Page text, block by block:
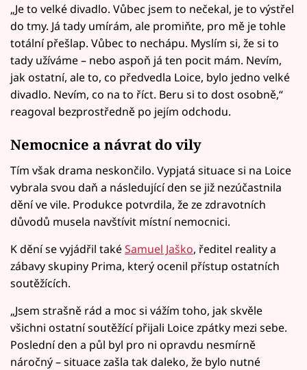
„Je to velké divadlo. Vůbec jsem to nečekal, je to výstřel
do tmy. Já tady umírám, ale promiňte, pro mě je tohle
totální přešlap. Vůbec to nechápu. Myslím si, že si to
tady užíváme – nebo aspoň já ten pocit mám. Nevím,
jak ostatní, ale to, co předvedla Loice, bylo jedno velké
divadlo. Nevím, co na to říct. Beru si to dost osobně,“
reagoval bezprostředně po jejím odchodu.
Nemocnice a návrat do vily
Tím však drama neskončilo. Vypjatá situace si na Loice
vybrala svou daň a následující den se již nezúčastnila
dění ve vile. Produkce potvrdila, že ze zdravotních
důvodů musela navštívit místní nemocnici.
K dění se vyjádřil takéSamuel Jaško, ředitel reality a
zábavy skupiny Prima, který ocenil přístup ostatních
soutěžících.
„Jsem strašně rád a moc si vážím toho, jak skvěle
všichni ostatní soutěžící přijali Loice zpátky mezi sebe.
Poslední den a půl byl pro ni opravdu nesmírně
náročný – situace zašla tak daleko, že bylo nutné